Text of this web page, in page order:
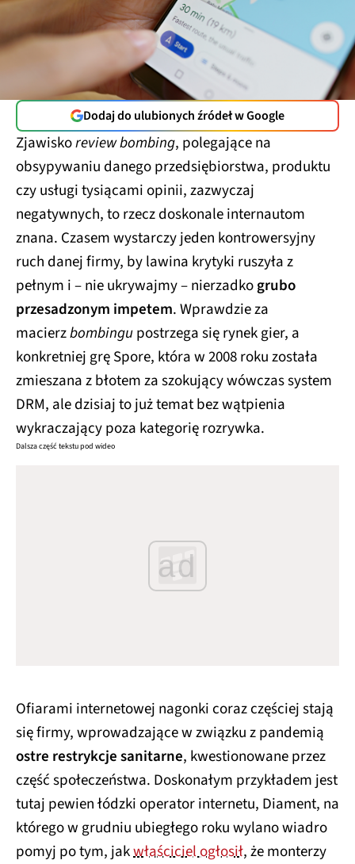
Dodaj do ulubionych źródeł w Google
Zjawiskoreview bombing, polegające na
obsypywaniu danego przedsiębiorstwa, produktu
czy usługi tysiącami opinii, zazwyczaj
negatywnych, to rzecz doskonale internautom
znana. Czasem wystarczy jeden kontrowersyjny
ruch danej firmy, by lawina krytyki ruszyła z
pełnym i – nie ukrywajmy – nierzadkogrubo
przesadzonym impetem. Wprawdzie za
macierzbombingupostrzega się rynek gier, a
konkretniej grę Spore, która w 2008 roku została
zmieszana z błotem za szokujący wówczas system
DRM, ale dzisiaj to już temat bez wątpienia
wykraczający poza kategorię rozrywka.
Dalsza część tekstu pod wideo
ad
Ofiarami internetowej nagonki coraz częściej stają
się firmy, wprowadzające w związku z pandemią
ostre restrykcje sanitarne, kwestionowane przez
część społeczeństwa. Doskonałym przykładem jest
tutaj pewien łódzki operator internetu, Diament, na
którego w grudniu ubiegłego roku wylano wiadro
pomyj po tym, jakwłaściciel ogłosił, że monterzy